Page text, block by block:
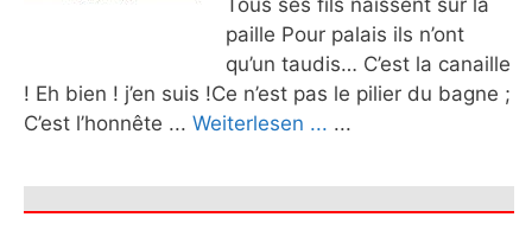
paille Pour palais ils n’ont
qu’un taudis… C’est la canaille
! Eh bien ! j’en suis !Ce n’est pas le pilier du bagne ;
C’est l’honnête ... Weiterlesen ... ...